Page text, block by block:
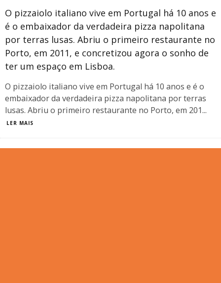
O pizzaiolo italiano vive em Portugal há 10 anos e
é o embaixador da verdadeira pizza napolitana
por terras lusas. Abriu o primeiro restaurante no
Porto, em 2011, e concretizou agora o sonho de
ter um espaço em Lisboa.
O pizzaiolo italiano vive em Portugal há 10 anos e é o
embaixador da verdadeira pizza napolitana por terras
lusas. Abriu o primeiro restaurante no Porto, em 201...
LER MAIS